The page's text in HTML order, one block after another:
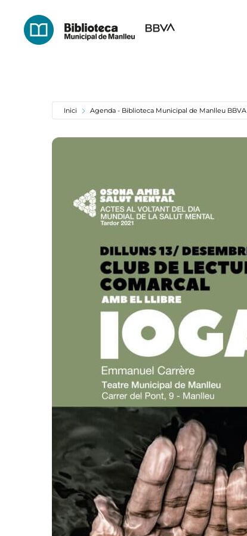
Skip
to
Inici Agenda - Biblioteca Municipal de Manlleu BBVA